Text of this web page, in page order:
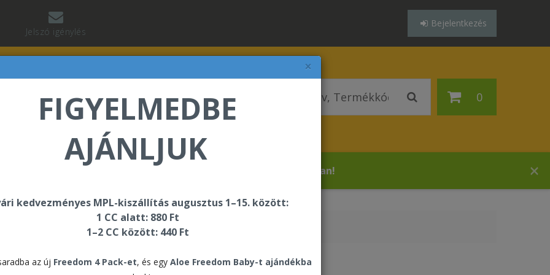
×
FIGYELMEDBE
AJÁNLJUK
kedvezményes MPL-kiszállítás augusztus 1–15. között:
1 CC alatt: 880 Ft
1–2 CC között: 440 Ft
az új Freedom 4 Pack-et, és egy Aloe Freedom Baby-t ajándékba
Jelszó igénylés
Bejelentkezés
0
Dr. Kasz Edit üdvözli Önt a Forever Living internetes áruházában!
Szerződési Feltételek